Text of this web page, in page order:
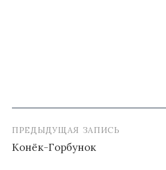
Навигация
по
ПРЕДЫДУЩАЯ ЗАПИСЬ
Конёк-Горбунок